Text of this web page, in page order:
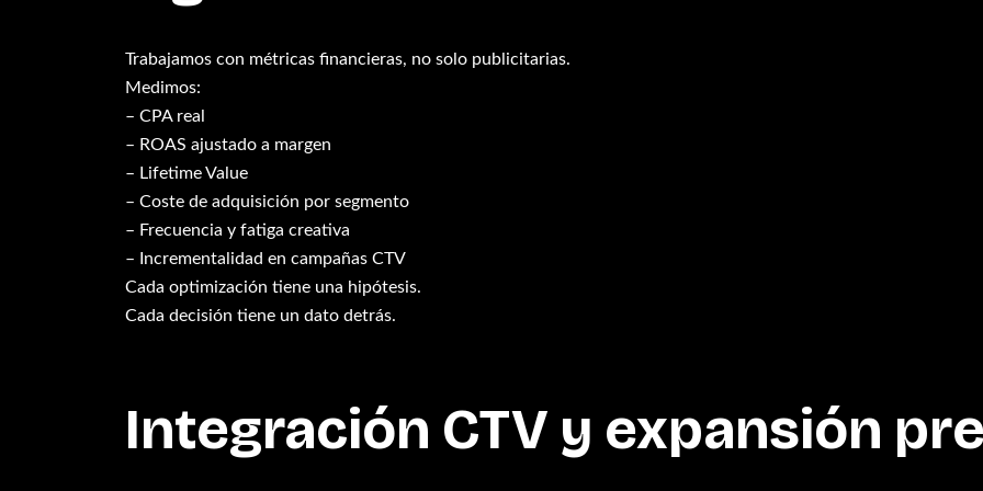
Trabajamos con métricas financieras, no solo publicitarias.
Medimos:
– CPA real
– ROAS ajustado a margen
– Lifetime Value
– Coste de adquisición por segmento
– Frecuencia y fatiga creativa
– Incrementalidad en campañas CTV
Cada optimización tiene una hipótesis.
Cada decisión tiene un dato detrás.
Integración CTV y expansión